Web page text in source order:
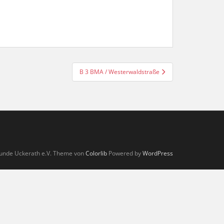
B 3 BMA / Westerwaldstraße
Uckerath e.V. Theme vonColorlib Powered byWordPress